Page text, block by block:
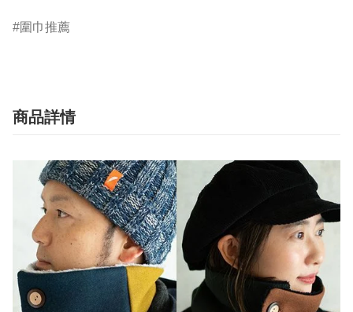
圍巾推薦
商品詳情